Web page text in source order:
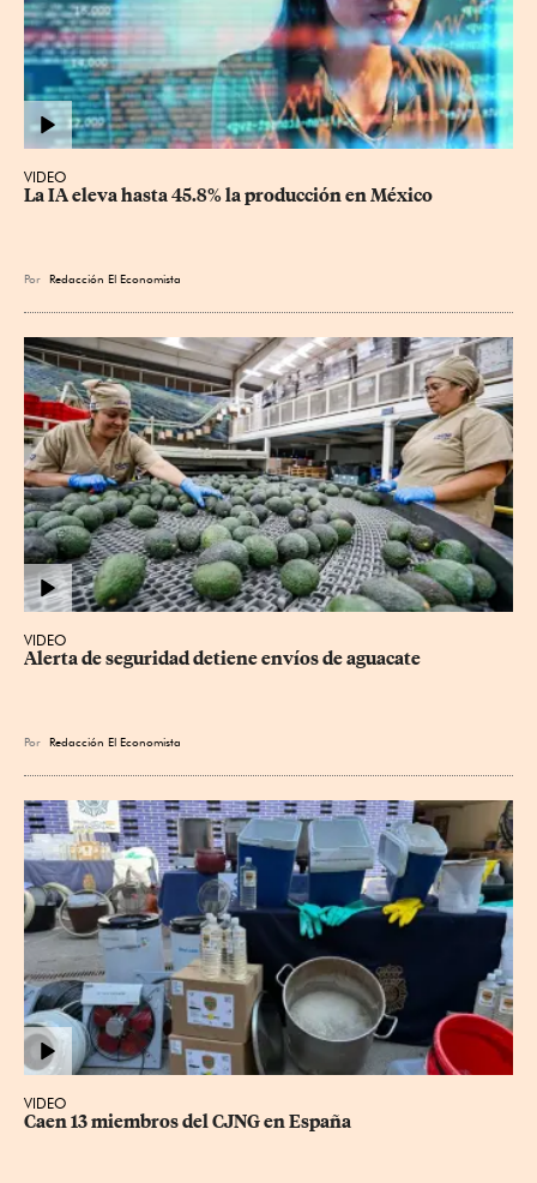
VIDEO
La IA eleva hasta 45.8% la producción en México
Por Redacción El Economista
VIDEO
Alerta de seguridad detiene envíos de aguacate
Por Redacción El Economista
VIDEO
Caen 13 miembros del CJNG en España